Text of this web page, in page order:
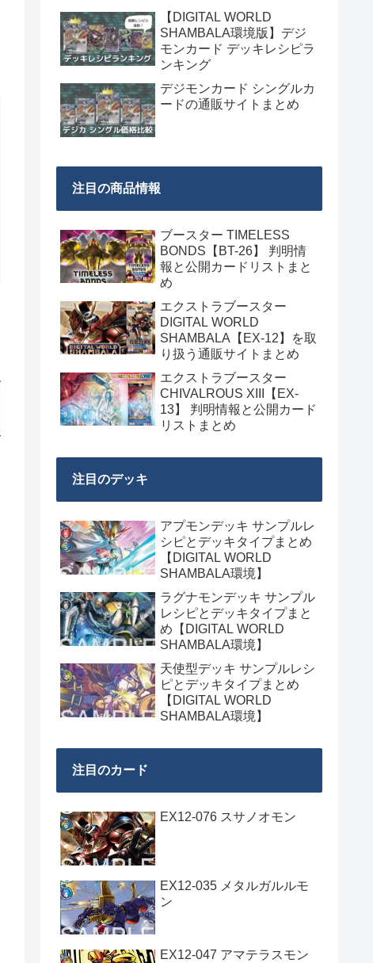
【DIGITAL WORLD
SHAMBALA環境版】デジ
モンカード デッキレシピラ
ンキング
デジモンカード シングルカ
ードの通販サイトまとめ
注目の商品情報
ブースター TIMELESS
BONDS【BT-26】 判明情
報と公開カードリストまと
め
エクストラブースター
DIGITAL WORLD
SHAMBALA【EX-12】を取
り扱う通販サイトまとめ
エクストラブースター
CHIVALROUS XIII【EX-
13】 判明情報と公開カード
リストまとめ
注目のデッキ
アプモンデッキ サンプルレ
シピとデッキタイプまとめ
【DIGITAL WORLD
SHAMBALA環境】
ラグナモンデッキ サンプル
レシピとデッキタイプまと
め【DIGITAL WORLD
SHAMBALA環境】
天使型デッキ サンプルレシ
ピとデッキタイプまとめ
【DIGITAL WORLD
SHAMBALA環境】
注目のカード
EX12-076 スサノオモン
EX12-035 メタルガルルモ
ン
EX12-047 アマテラスモン